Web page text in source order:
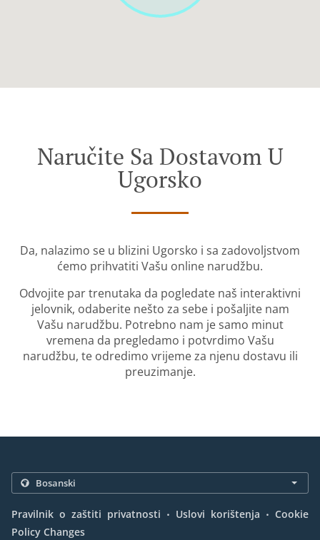
Naručite Sa Dostavom U
Ugorsko
Da, nalazimo se u blizini Ugorsko i sa zadovoljstvom
ćemo prihvatiti Vašu online narudžbu.
Odvojite par trenutaka da pogledate naš interaktivni
jelovnik, odaberite nešto za sebe i pošaljite nam
Vašu narudžbu. Potrebno nam je samo minut
vremena da pregledamo i potvrdimo Vašu
narudžbu, te odredimo vrijeme za njenu dostavu ili
preuzimanje.
Pravilnik o zaštiti privatnosti . Uslovi korištenja . Cookie
Policy Changes